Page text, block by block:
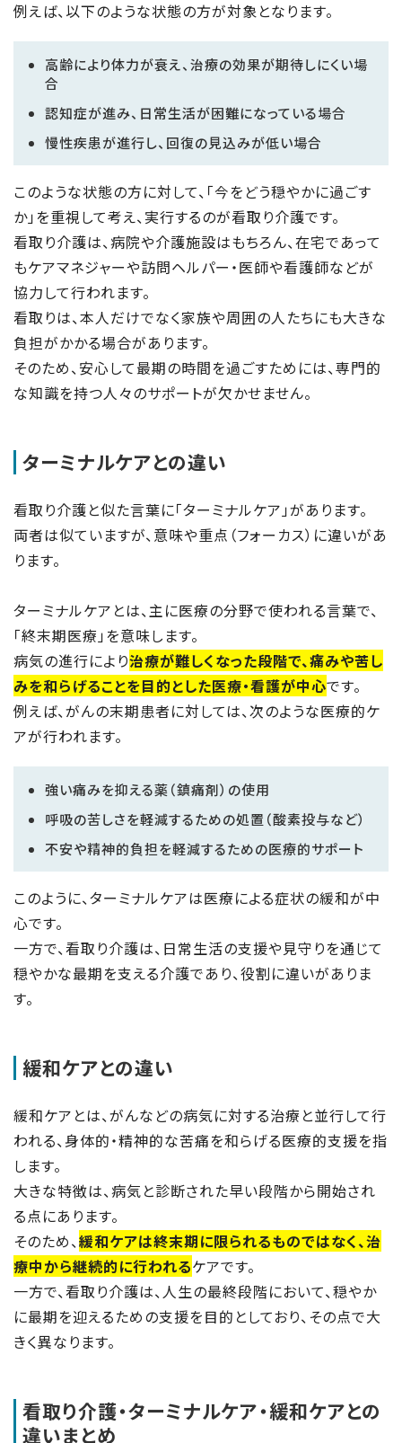
例えば、以下のような状態の方が対象となります。
高齢により体力が衰え、治療の効果が期待しにくい場
合
認知症が進み、日常生活が困難になっている場合
慢性疾患が進行し、回復の見込みが低い場合
このような状態の方に対して、「今をどう穏やかに過ごす
か」を重視して考え、実行するのが看取り介護です。
看取り介護は、病院や介護施設はもちろん、在宅であって
もケアマネジャーや訪問ヘルパー・医師や看護師などが
協力して行われます。
看取りは、本人だけでなく家族や周囲の人たちにも大きな
負担がかかる場合があります。
そのため、安心して最期の時間を過ごすためには、専門的
な知識を持つ人々のサポートが欠かせません。
ターミナルケアとの違い
看取り介護と似た言葉に「ターミナルケア」があります。
両者は似ていますが、意味や重点（フォーカス）に違いがあ
ります。
ターミナルケアとは、主に医療の分野で使われる言葉で、
「終末期医療」を意味します。
病気の進行により治療が難しくなった段階で、痛みや苦し
みを和らげることを目的とした医療・看護が中心です。
例えば、がんの末期患者に対しては、次のような医療的ケ
アが行われます。
強い痛みを抑える薬（鎮痛剤）の使用
呼吸の苦しさを軽減するための処置（酸素投与など）
不安や精神的負担を軽減するための医療的サポート
このように、ターミナルケアは医療による症状の緩和が中
心です。
一方で、看取り介護は、日常生活の支援や見守りを通じて
穏やかな最期を支える介護であり、役割に違いがありま
す。
緩和ケアとの違い
緩和ケアとは、がんなどの病気に対する治療と並行して行
われる、身体的・精神的な苦痛を和らげる医療的支援を指
します。
大きな特徴は、病気と診断された早い段階から開始され
る点にあります。
そのため、緩和ケアは終末期に限られるものではなく、治
療中から継続的に行われるケアです。
一方で、看取り介護は、人生の最終段階において、穏やか
に最期を迎えるための支援を目的としており、その点で大
きく異なります。
看取り介護・ターミナルケア・緩和ケアとの
違いまとめ